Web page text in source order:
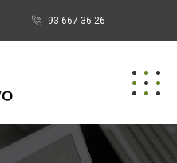
93 667 36 26